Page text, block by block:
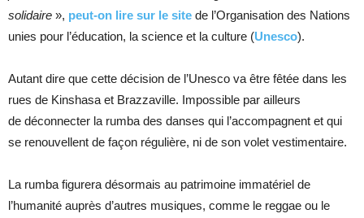
solidaire », peut-on lire sur le site de l’Organisation des Nations
unies pour l’éducation, la science et la culture (Unesco).
Autant dire que cette décision de l’Unesco va être fêtée dans les
rues de Kinshasa et Brazzaville. Impossible par ailleurs
de déconnecter la rumba des danses qui l’accompagnent et qui
se renouvellent de façon régulière, ni de son volet vestimentaire.
La rumba figurera désormais au patrimoine immatériel de
l’humanité auprès d’autres musiques, comme le reggae ou le